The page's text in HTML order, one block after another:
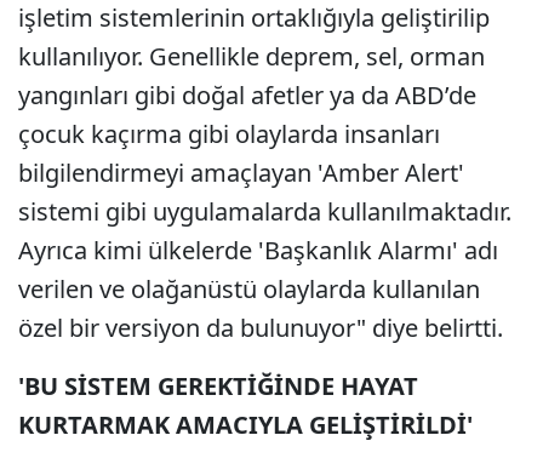
işletim sistemlerinin ortaklığıyla geliştirilip
kullanılıyor. Genellikle deprem, sel, orman
yangınları gibi doğal afetler ya da ABD’de
çocuk kaçırma gibi olaylarda insanları
bilgilendirmeyi amaçlayan 'Amber Alert'
sistemi gibi uygulamalarda kullanılmaktadır.
Ayrıca kimi ülkelerde 'Başkanlık Alarmı' adı
verilen ve olağanüstü olaylarda kullanılan
özel bir versiyon da bulunuyor" diye belirtti.
'BU SİSTEM GEREKTİĞİNDE HAYAT
KURTARMAK AMACIYLA GELİŞTİRİLDİ'